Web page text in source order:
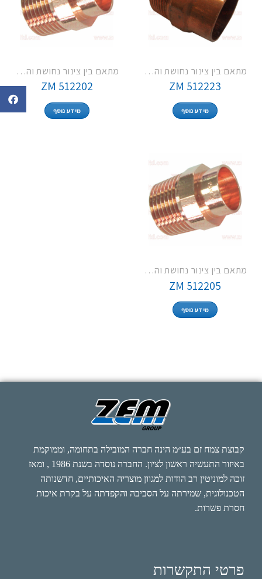
מתאם בין צינור נחושת והברגה חיצונית
ZM 512223
מידע נוסף
מתאם בין צינור נחושת והברגה חיצונית
ZM 512202
מידע נוסף
מתאם בין צינור נחושת והברגה חיצונית
ZM 512205
מידע נוסף
קבוצת צמח זם בע״מ הינה חברה המובילה בתחומה, וממוקמת
באיזור התעשיה ראשון לציון. החברה נוסדה בשנת 1986 , ומאז
זוכה למוניטין רב הודות למגוון מוצריה האיכותיים, חדשנותה
הטכנולוגית, שמירתה על הסביבה והקפדתה על בקרת איכות
חסרת פשרות.
פרטי התקשרות